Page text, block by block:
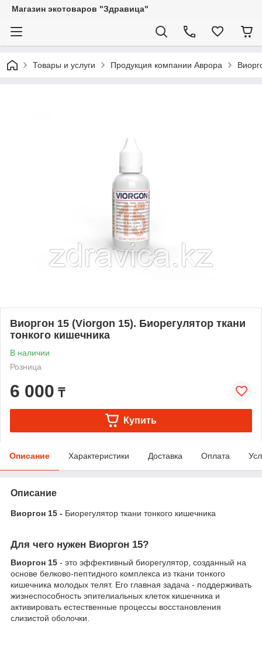
Магазин экотоваров "Здравица"
Товары и услуги Продукция компании Аврора
Виоргон 15 (Viorgon 15). Биорегулятор ткани
тонкого кишечника
В наличии
Розница
6 000 ₸
Купить
Описание Характеристики Доставка Оплата
Описание
Виоргон 15 - Биорегулятор ткани тонкого кишечника
Для чего нужен Виоргон 15?
​Виоргон 15 - это эффективный биорегулятор, созданный на
основе белково-пептидного комплекса из ткани тонкого
кишечника молодых телят. Его главная задача - поддерживать
жизнеспособность эпителиальных клеток кишечника и
активировать естественные процессы восстановления
слизистой оболочки.